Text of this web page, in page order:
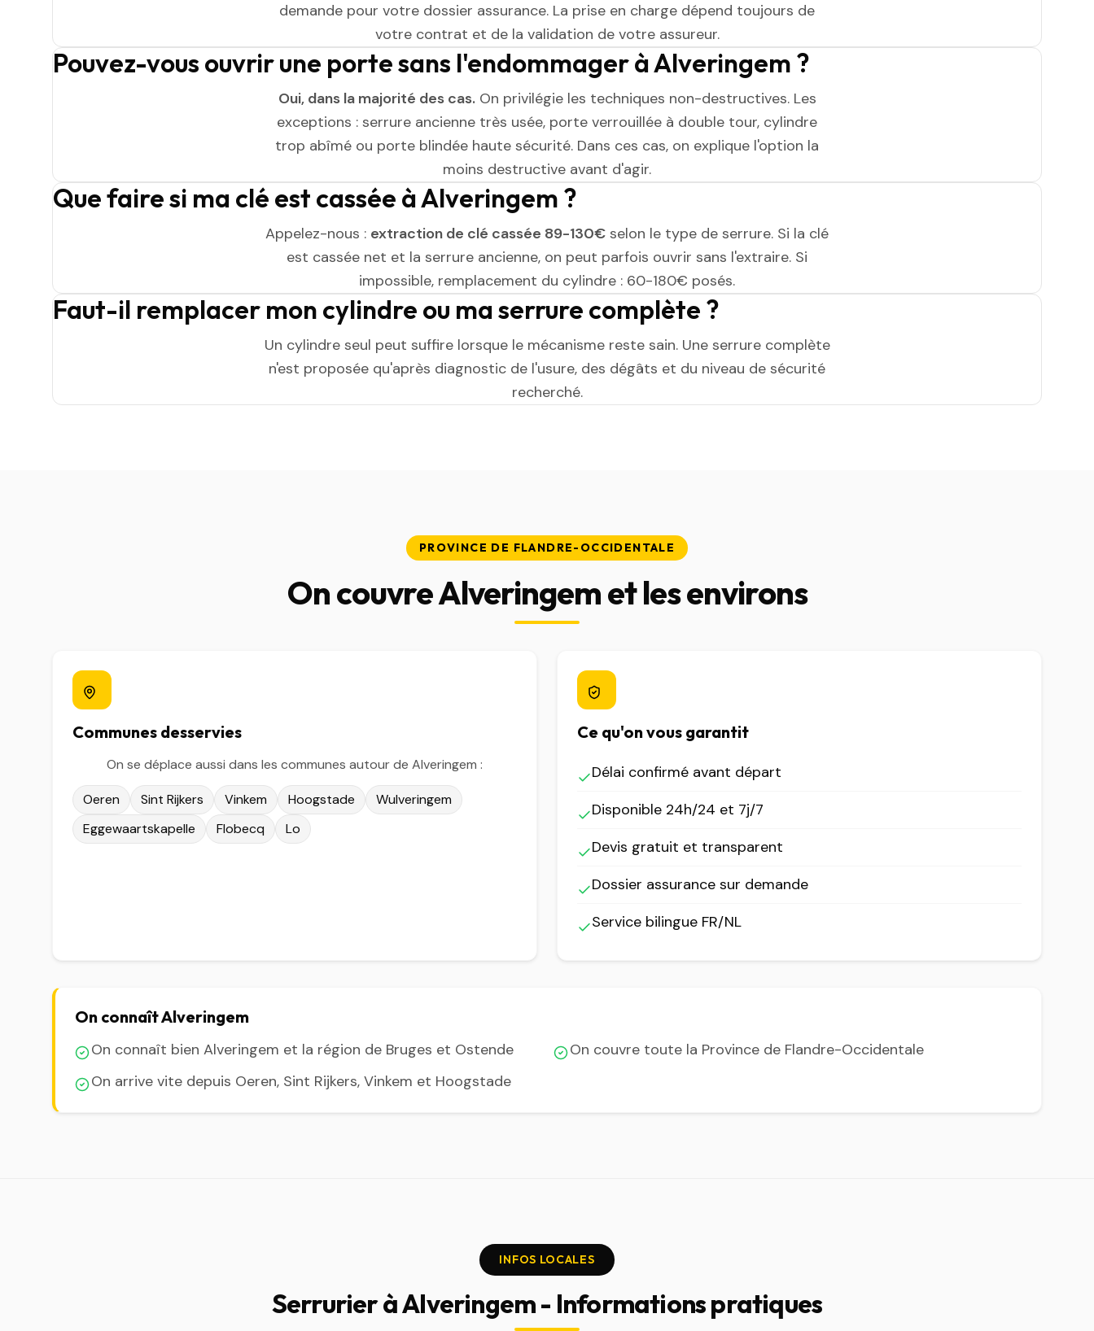
demande pour votre dossier assurance. La prise en charge dépend toujours de
votre contrat et de la validation de votre assureur.
Pouvez-vous ouvrir une porte sans l'endommager à Alveringem ?
Oui, dans la majorité des cas.On privilégie les techniques non-destructives. Les
exceptions : serrure ancienne très usée, porte verrouillée à double tour, cylindre
trop abîmé ou porte blindée haute sécurité. Dans ces cas, on explique l'option la
moins destructive avant d'agir.
Que faire si ma clé est cassée à Alveringem ?
Appelez-nous : extraction de clé cassée 89-130€ selon le type de serrure. Si la clé
est cassée net et la serrure ancienne, on peut parfois ouvrir sans l'extraire. Si
impossible, remplacement du cylindre : 60-180€ posés.
Faut-il remplacer mon cylindre ou ma serrure complète ?
Un cylindre seul peut suffire lorsque le mécanisme reste sain. Une serrure complète
n'est proposée qu'après diagnostic de l'usure, des dégâts et du niveau de sécurité
recherché.
PROVINCE DE FLANDRE-OCCIDENTALE
On couvre Alveringem et les environs
Communes desservies
On se déplace aussi dans les communes autour de Alveringem :
Oeren Sint Rijkers Vinkem Hoogstade
Wulveringem
Eggewaartskapelle
Flobecq Lo
Ce qu'on vous garantit
Délai confirmé avant départ
Disponible 24h/24 et 7j/7
Devis gratuit et transparent
Dossier assurance sur demande
Service bilingue FR/NL
On connaît Alveringem
On connaît bien Alveringem et la région de Bruges et Ostende
On couvre toute la Province de Flandre-Occidentale
On arrive vite depuis Oeren, Sint Rijkers, Vinkem et Hoogstade
INFOS LOCALES
Serrurier à Alveringem - Informations pratiques